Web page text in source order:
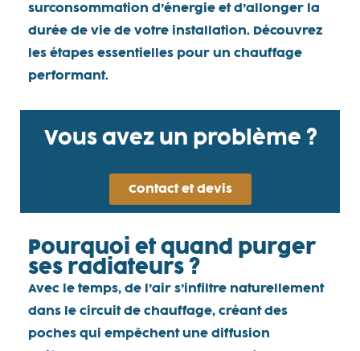
surconsommation d’énergie et d’allonger la
durée de vie de votre installation. Découvrez
les étapes essentielles pour un chauffage
performant.
Vous avez un problème ?
Contact et devis
Pourquoi et quand purger
ses radiateurs ?
Avec le temps, de l’air s’infiltre naturellement
dans le circuit de chauffage, créant des
poches qui empêchent une diffusion